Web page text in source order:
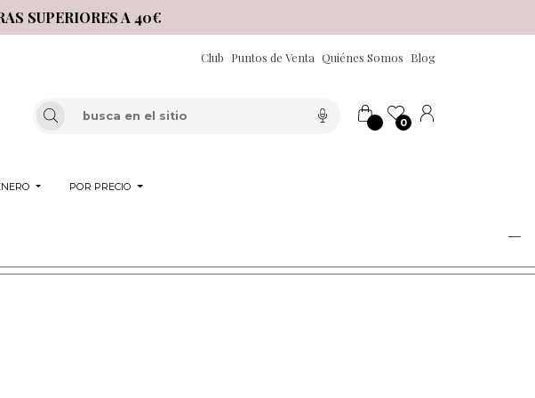
SUPERIORES A 40€
Club Puntos de Venta Quiénes Somos Blog
0
POR PRECIO